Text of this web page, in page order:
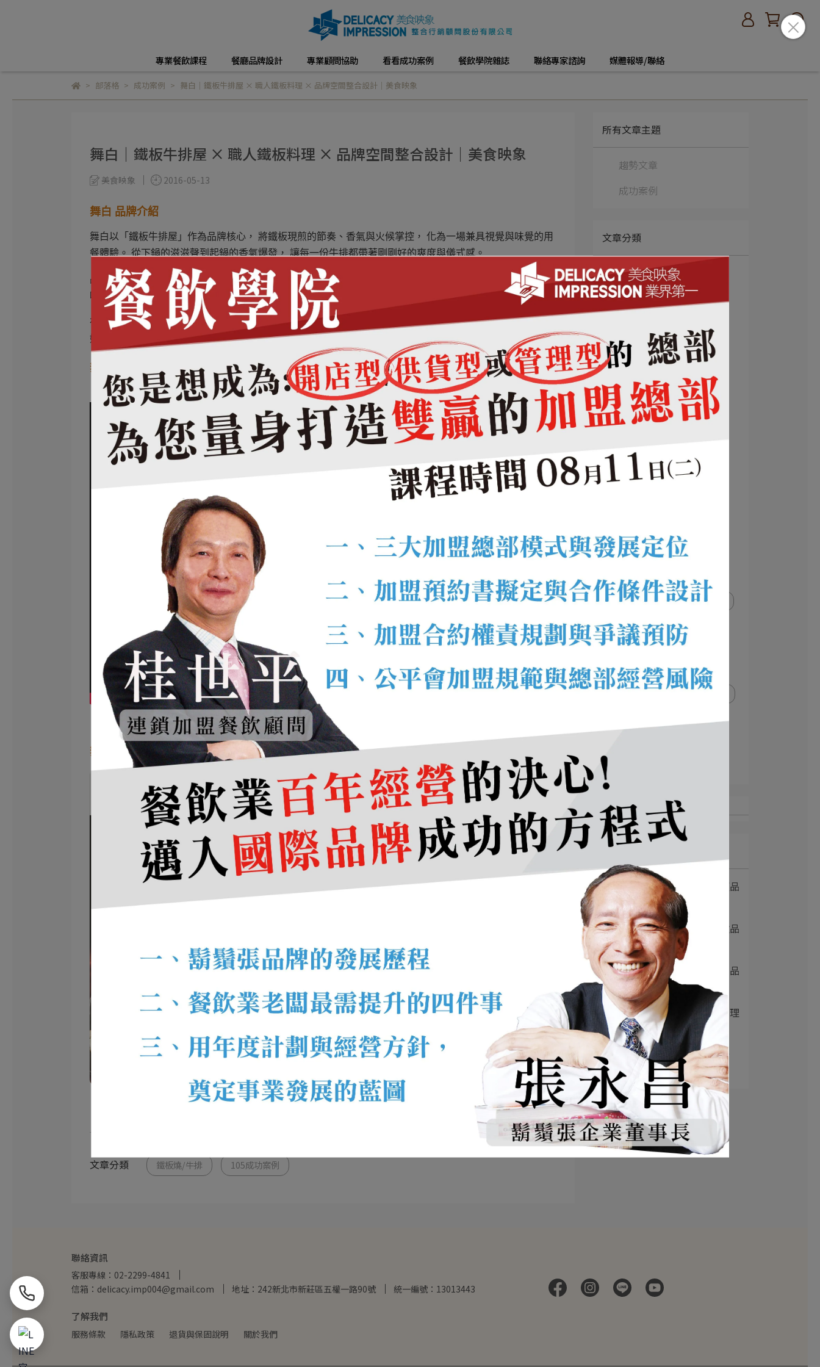
專業餐飲課程 餐廳品牌設計 專業顧問協助 看看成功案例 餐飲學院雜誌 聯絡專家諮詢 媒體報導/聯絡
部落格 成功案例 舞白｜鐵板牛排屋 × 職人鐵板料理 × 品牌空間整合設計｜美食映象
舞白｜鐵板牛排屋 × 職人鐵板料理 × 品牌空間整合設計｜美食映象
美食映象 2016-05-13
舞白 品牌介紹
舞白以「鐵板牛排屋」作為品牌核心， 將鐵板現煎的節奏、香氣與火候掌控， 化為一場兼具視覺與味覺的用
餐體驗。 從下鍋的滋滋聲到起鍋的香氣爆發， 讓每一份牛排都帶著剛剛好的爽度與儀式感。
品牌重視肉品口感與料理節奏， 透過職人手法掌握熟度與風味層次， 搭配鐵板料理的高溫瞬間反應， 讓顧客
吃到的不只是「一塊肉」， 而是對火候與細節的講究。
在整體規劃上， 透過品牌識別、門店氛圍與動線配置的整合， 建立一致且具辨識度的用餐場域。 讓舞白不只
好吃， 也更容易被看見、被記住並形成回訪。
舞白 品牌影片介紹
舞白 實景圖集
文章分類 鐵板燒/牛排 105成功案例
所有文章主題
趨勢文章
成功案例
文章分類
114成功案例
中式餐飲/麵食/便當/小吃
113成功案例
火鍋/個人鍋
112成功案例
111成功案例
109成功案例
鐵板燒/牛排
106成功案例
日本/歐陸料理/異國料理
108成功案例
經典案例
非餐飲
冰品/甜品/飲品
餐車/攤車/胖卡
104成功案例
烘焙/麵包
火鍋類
102成功案例
99成功案例
100成功案例
101成功案例
餐飲趨勢與新知
103成功案例
最新文章
1 放下麵子｜台南麻辣拌麵品
牌 × 餐飲空間⋯
2
元氣十盅｜一年四季好燉品
× 雞湯品牌空⋯
3 朱輝哥｜中和平價小火鍋品
牌重塑 × 品牌⋯
阮小越越南料理｜越南料理
品牌升級 × 空⋯
初越｜越南河粉品牌設計
× 越式料理加盟⋯
聯絡資訊
客服專線：02-2299-4841
信箱：delicacy.imp004@gmail.com
地址：242新北市新莊區五權一路90號 統一編號：13013443
了解我們
服務條款 隱私政策 退貨與保固說明 關於我們